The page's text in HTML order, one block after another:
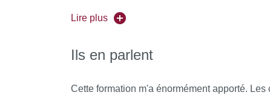
- Interpréter et comprendre les processus au
– Évaluer les ressources naturelles et suivre
Lire plus
Ils en parlent
Cette formation m'a énormément apporté.